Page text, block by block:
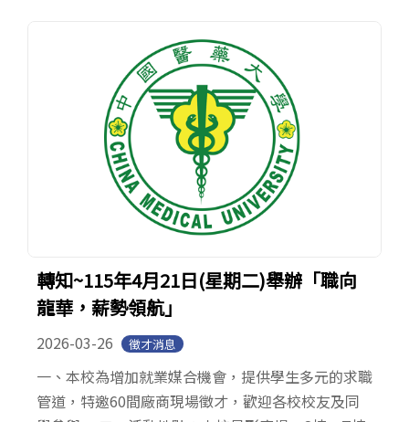
轉知~115年4月21日(星期二)舉辦「職向
龍華，薪勢領航」
2026-03-26 徵才消息
一、本校為增加就業媒合機會，提供學生多元的求職
管道，特邀60間廠商現場徵才，歡迎各校校友及同